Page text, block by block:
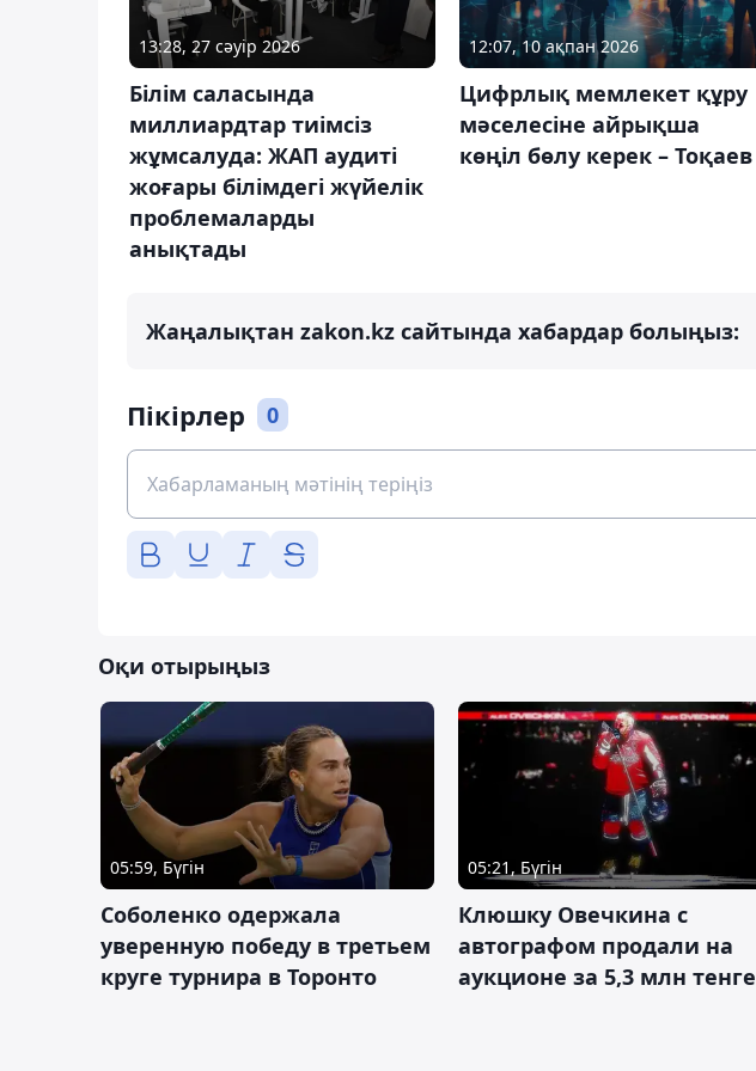
13:28, 27 сәуір 2026
Білім саласында
миллиардтар тиімсіз
жұмсалуда: ЖАП аудиті
жоғары білімдегі жүйелік
проблемаларды
анықтады
12:07, 10 ақпан 2026
Цифрлық мемлекет құру
мәселесіне айрықша
көңіл бөлу керек – Тоқаев
Жаңалықтан zakon.kz сайтында хабардар болыңыз:
Пікірлер 0
Оқи отырыңыз
05:59, Бүгін
Соболенко одержала
уверенную победу в третьем
круге турнира в Торонто
05:21, Бүгін
Клюшку Овечкина с
автографом продали на
аукционе за 5,3 млн тенге